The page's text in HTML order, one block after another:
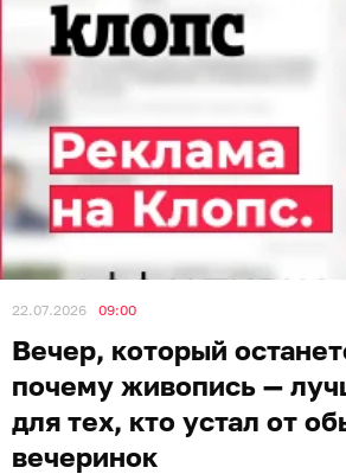
22.07.2026 09:00
Вечер, который
почему живопись —
для тех, кто устал от
вечеринок